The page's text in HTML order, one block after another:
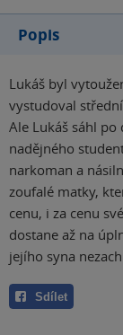
Popis
Lukáš byl
vystudoval
Ale Lukáš sáhl po
nadějného
narkoman a
zoufalé matky,
cenu, i za cenu
dostane až na
jejího syna
Sdílet